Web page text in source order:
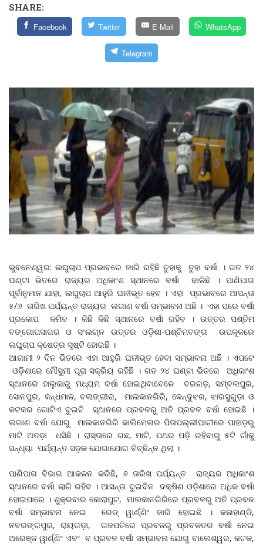
SHARE:
Facebook Twitter E-Mail WhatsApp
Telegram
ଭୁବନେଶ୍ୱର: ଲଘୁଚାପ ପ୍ରଭାବରେ ଜାରି ରହିଛି ତୁହାକୁ ତୁହା ବର୍ଷା । ଗତ ୨୪
ଘଣ୍ଟା ଭିତରେ ରାଜ୍ୟର ଅଧିକାଂଶ ସ୍ଥାନରେ ବର୍ଷା ଢାଳିଛି । ପାଣିପାଗ
ପୂର୍ବାନୁମାନ ଯାହା, ଲଘୁଚାପ ଆହୁରି ଘନୀଭୂତ ହେବ । ଏହା ପ୍ରଭାବରେ ଆସନ୍ତା
୫/୬ ତାରିଖ ପର୍ଯ୍ୟନ୍ତ ରାଜ୍ୟର ଲଗାଣ ବର୍ଷା ସମ୍ଭାବନା ଅଛି । ଏହା ପରେ ବର୍ଷା
ପ୍ରକୋପ କମିବ । କିଛି କିଛି ସ୍ଥାନରେ ବର୍ଷା ରହିବ । ଉତ୍ତର ପଶ୍ଚିମ
ବଙ୍ଗୋପସାଗର ଓ ସଂଲଗ୍ନ ଉତ୍ତର ଓଡ଼ିଶା-ପଶ୍ଚିମବଙ୍ଗ ଉପକୂଳରେ
ଲଘୁଚାପ କ୍ଷେତ୍ର ସୃଷ୍ଟି ହୋଇଛି ।
ଆଗାମୀ ୨ ଦିନ ଭିତରେ ଏହା ଆହୁରି ଘନୀଭୂତ ହେବା ସମ୍ଭାବନା ଅଛି । ଏପଟେ
ଓଡ଼ିଶାରେ ମୌସୁମୀ ପୂରା ସକ୍ରିୟ ରହିଛି । ଗତ ୨୪ ଘଣ୍ଟା ଭିତରେ ଅଧିକାଂଶ
ସ୍ଥାନରେ ହାଲୁକାରୁ ମଧ୍ୟମ ବର୍ଷା ହୋଇଥିବାବେଳେ ବରଗଡ଼, ସମ୍ବଲପୁର,
ସୋନପୁର, କନ୍ଧମାଳ, ବଲାଙ୍ଗୀର, ମାଲକାନଗିରି, କେନ୍ଦୁଝର, ଝାରସୁଗୁଡ଼ା ଓ
କଟକର ଗୋଟିଏ ଦୁଇଟି ସ୍ଥାନରେ ପ୍ରବଳରୁ ଅତି ପ୍ରବଳ ବର୍ଷା ହୋଇଛି ।
ଲଗାଣ ବର୍ଷା ଯୋଗୁ ମାଲକାନଗିରି କାଲିମେଳାର ପିତାପଲ୍ଲୀଘାଟୀରେ ପାହାଡ଼ରୁ
ମାଟି ଅତଡ଼ା ଧସିଛି । ରାସ୍ତାରେ ଗଛ, ମାଟି, ପଥର ପଡ଼ି ରହିବାରୁ ୫ଟି ଗାଁକୁ
ସନ୍ଧ୍ୟା ପର୍ଯ୍ୟନ୍ତ ସଡ଼କ ଯୋଗାଯୋଗ ବିଚ୍ଛିନ୍ନ ଥିଲା ।
ପାଣିପାଗ ବିଭାଗ ଆକଳନ କରିଛି, ୬ ତାରିଖ ପର୍ଯ୍ୟନ୍ତ ରାଜ୍ୟର ଅଧିକାଂଶ
ସ୍ଥାନରେ ବର୍ଷା ଲାଗି ରହିବ । ଆସନ୍ତା ଦୁଇଦିନ ଦକ୍ଷିଣ ଓଡ଼ିଶାରେ ଅଧିକ ବର୍ଷା
ହୋଇପାରେ । ଶୁକ୍ରବାର କୋରାପୁଟ, ମାଲକାନଗିରିରେ ପ୍ରବଳରୁ ଅତି ପ୍ରବଳ
ବର୍ଷା ସମ୍ଭାବନା ନେଇ ରେଡ୍‌ ୱାର୍ଣ୍ଣିଂ ଜାରି ହୋଇଛି । କଳାହାଣ୍ଡି,
ନବରଙ୍ଗପୁର, ରାୟଗଡ଼ା, ଗଜପତିରେ ପ୍ରବଳରୁ ପ୍ରବଳତର ବର୍ଷା ନେଇ
ଅରେଞ୍ଜ ୱାର୍ଣ୍ଣିଂ ଏବଂ ବ ପ୍ରବଳ ବର୍ଷା ସମ୍ଭାବନା ଯୋଗୁ ବାଲେଶ୍ୱର, କଟକ,